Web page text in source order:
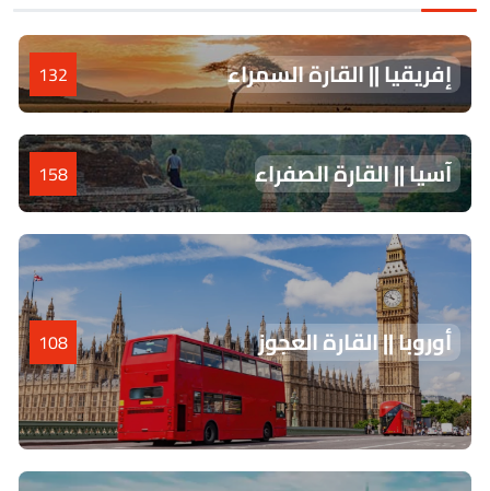
إفريقيا || القارة السمراء 132
آسيا || القارة الصفراء 158
أوروبا || القارة العجوز 108